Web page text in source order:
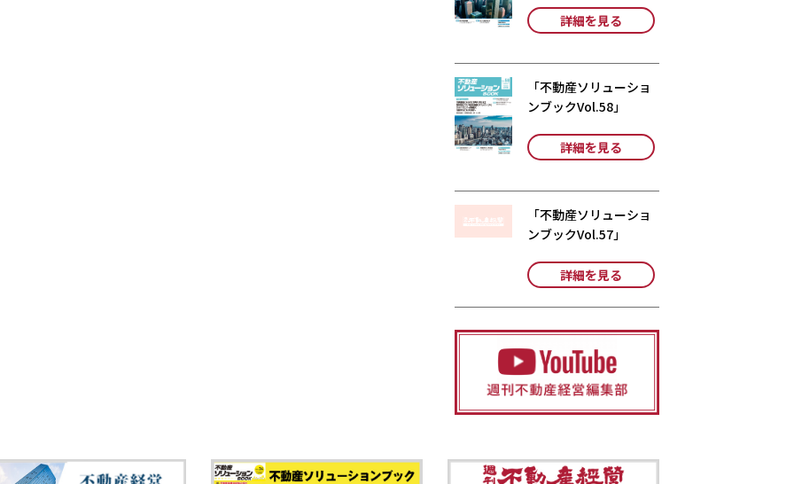
詳細を見る
「不動産ソリューショ
ンブックVol.58」
詳細を見る
「不動産ソリューショ
ンブックVol.57」
詳細を見る